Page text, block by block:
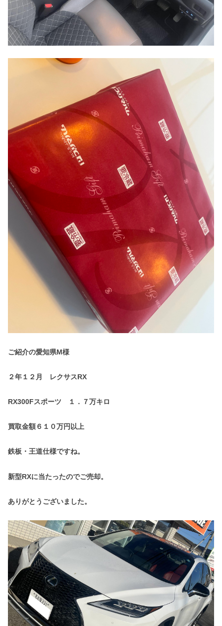
ご紹介の愛知県M様
２年１２月 レクサスRX
RX300Fスポーツ １．７万キロ
買取金額６１０万円以上
鉄板・王道仕様ですね。
新型RXに当たったのでご売却。
ありがとうございました。